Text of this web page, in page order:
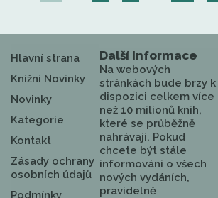
Hlavní strana
Knižní Novinky
Novinky
Kategorie
Kontakt
Zásady ochrany
osobních údajů
Podmínky
Další informace
Na webových
stránkách bude brzy k
dispozici celkem více
než 10 milionů knih,
které se průběžně
nahrávají. Pokud
chcete být stále
informováni o všech
nových vydáních,
pravidelně